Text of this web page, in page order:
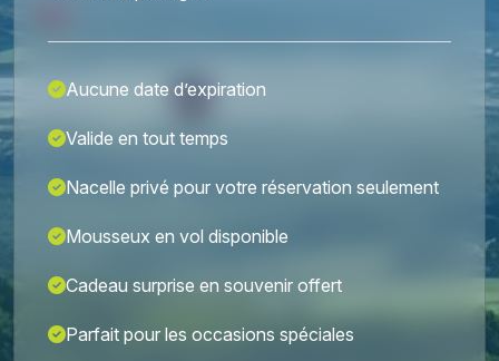
Aucune date d’expiration
Valide en tout temps
Nacelle privé pour votre réservation seulement
Mousseux en vol disponible
Cadeau surprise en souvenir offert
Parfait pour les occasions spéciales